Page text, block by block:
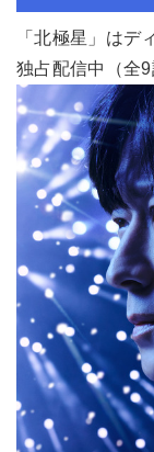
「北極星」はデ
独占配信中（全9